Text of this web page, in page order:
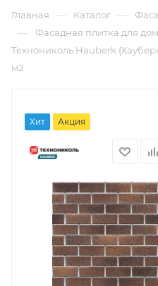
Главная — Каталог —
— Фасадная плитка для
Технониколь Hauberk
м2
Хит Акция